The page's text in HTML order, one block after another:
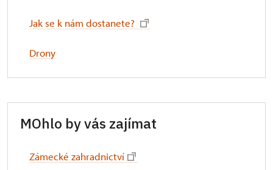
Jak se k nám dostanete?
Drony
MOhlo by vás zajímat
Zámecké zahradnictví